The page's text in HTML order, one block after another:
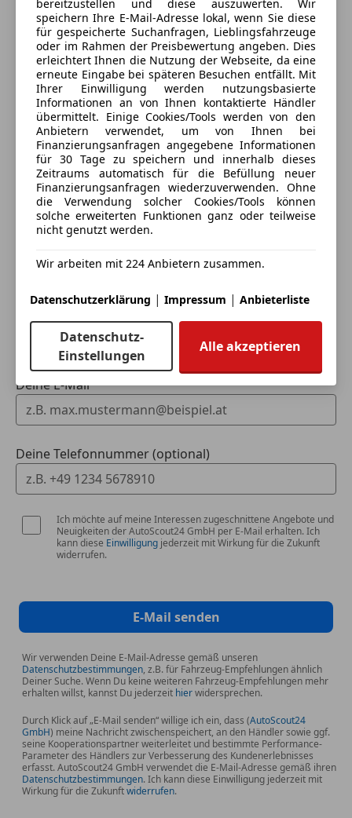
Eintauschwagen: Kaufen und verkaufen in nur einem
Schritt
Ich möchte mein Auto in Zahlung geben
(unverbindlich).
Fahrzeugdaten hinzufügen
Deine E-Mail
Deine Telefonnummer (optional)
Ich möchte auf meine Interessen zugeschnittene Angebote und
Neuigkeiten der AutoScout24 GmbH per E-Mail erhalten. Ich
kann diese Einwilligung jederzeit mit Wirkung für die Zukunft
widerrufen.
E-Mail senden
Wir verwenden Deine E-Mail-Adresse gemäß unseren
Datenschutzbestimmungen, z.B. für Fahrzeug-Empfehlungen ähnlich
Deiner Suche. Wenn Du keine weiteren Fahrzeug-Empfehlungen mehr
erhalten willst, kannst Du jederzeit hierwidersprechen.
Durch Klick auf „E-Mail senden“ willige ich ein, dass (AutoScout24
GmbH) meine Nachricht zwischenspeichert, an den Händler sowie ggf.
seine Kooperationspartner weiterleitet und bestimmte Performance-
Parameter des Händlers zur Verbesserung des Kundenerlebnisses
erfasst. AutoScout24 GmbH verwendet die E-Mail-Adresse gemäß ihren
Datenschutzbestimmungen. Ich kann diese Einwilligung jederzeit mit
Wirkung für die Zukunftwiderrufen.
bereitzustellen und diese auszuwerten. Wir
speichern Ihre E-Mail-Adresse lokal, wenn Sie diese
für gespeicherte Suchanfragen, Lieblingsfahrzeuge
oder im Rahmen der Preisbewertung angeben. Dies
erleichtert Ihnen die Nutzung der Webseite, da eine
erneute Eingabe bei späteren Besuchen entfällt. Mit
Ihrer Einwilligung werden nutzungsbasierte
Informationen an von Ihnen kontaktierte Händler
übermittelt. Einige Cookies/Tools werden von den
Anbietern verwendet, um von Ihnen bei
Finanzierungsanfragen angegebene Informationen
für 30 Tage zu speichern und innerhalb dieses
Zeitraums automatisch für die Befüllung neuer
Finanzierungsanfragen wiederzuverwenden. Ohne
die Verwendung solcher Cookies/Tools können
solche erweiterten Funktionen ganz oder teilweise
nicht genutzt werden.
Wir arbeiten mit 224 Anbietern zusammen.
Datenschutzerklärung | Impressum | Anbieterliste
Datenschutz-
Einstellungen
Alle akzeptieren